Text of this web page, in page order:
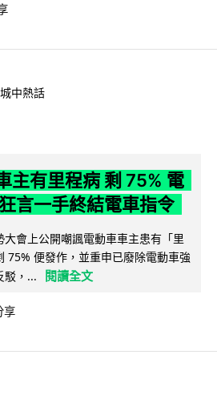
城中熱話
主有里程病 剩 75% 電
言一手終結電車指令
會上公開嘲諷電動車車主患有「里
75% 便發作，並重申已廢除電動車強
駁，...
閱讀全文
享